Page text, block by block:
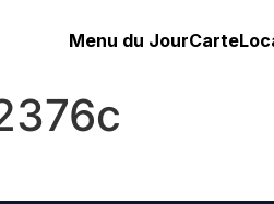
Menu du JourCarte